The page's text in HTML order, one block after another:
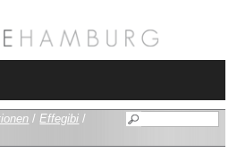
/ Effegibi /